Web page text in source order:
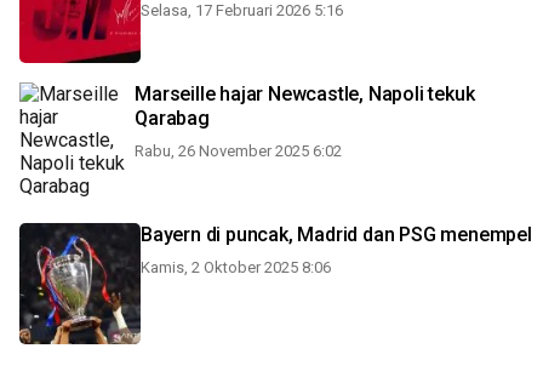
Selasa, 17 Februari 2026 5:16
Marseille hajar Newcastle, Napoli tekuk
Qarabag
Rabu, 26 November 2025 6:02
Bayern di puncak, Madrid dan PSG menempel
Kamis, 2 Oktober 2025 8:06